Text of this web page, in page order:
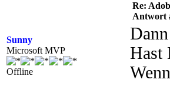
Sunny
Microsoft MVP
Offline
Re:
Antwort
Hast